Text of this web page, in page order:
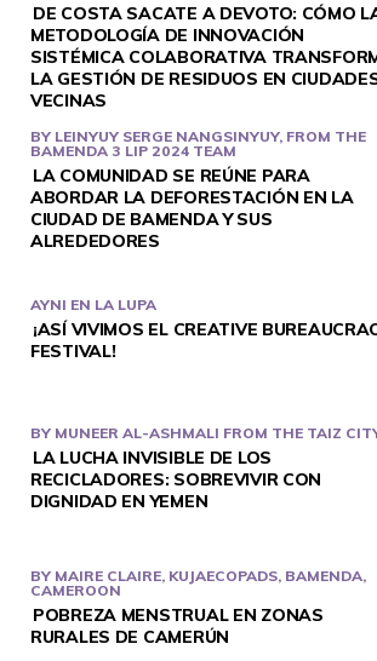
DE COSTA SACATE A DEVOTO: CÓMO
METODOLOGÍA DE INNOVACIÓN
SISTÉMICA COLABORATIVA
LA GESTIÓN DE RESIDUOS EN
VECINAS
BY LEINYUY SERGE NANGSINYUY, FROM THE
BAMENDA 3 LIP 2024 TEAM
LA COMUNIDAD SE REÚNE PARA
ABORDAR LA DEFORESTACIÓN EN LA
CIUDAD DE BAMENDA Y SUS
ALREDEDORES
AYNI EN LA LUPA
¡ASÍ VIVIMOS EL CREATIVE
FESTIVAL!
BY MUNEER AL-ASHMALI FROM THE TAIZ
LA LUCHA INVISIBLE DE LOS
RECICLADORES: SOBREVIVIR CON
DIGNIDAD EN YEMEN
BY MAIRE CLAIRE, KUJAECOPADS, BAMENDA,
CAMEROON
POBREZA MENSTRUAL EN ZONAS
RURALES DE CAMERÚN